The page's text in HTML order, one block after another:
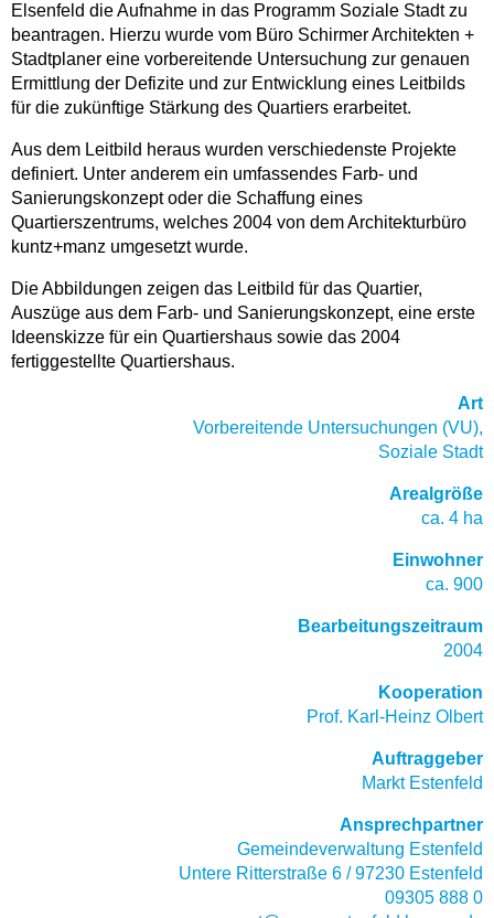
Elsenfeld die Aufnahme in das Programm Soziale Stadt zu
beantragen. Hierzu wurde vom Büro Schirmer Architekten +
Stadtplaner eine vorbereitende Untersuchung zur genauen
Ermittlung der Defizite und zur Entwicklung eines Leitbilds
für die zukünftige Stärkung des Quartiers erarbeitet.
Aus dem Leitbild heraus wurden verschiedenste Projekte
definiert. Unter anderem ein umfassendes Farb- und
Sanierungskonzept oder die Schaffung eines
Quartierszentrums, welches 2004 von dem Architekturbüro
kuntz+manz umgesetzt wurde.
Die Abbildungen zeigen das Leitbild für das Quartier,
Auszüge aus dem Farb- und Sanierungskonzept, eine erste
Ideenskizze für ein Quartiershaus sowie das 2004
fertiggestellte Quartiershaus.
Art
Vorbereitende Untersuchungen (VU),
Soziale Stadt
Arealgröße
ca. 4 ha
Einwohner
ca. 900
Bearbeitungszeitraum
2004
Kooperation
Prof. Karl-Heinz Olbert
Auftraggeber
Markt Estenfeld
Ansprechpartner
Gemeindeverwaltung Estenfeld
Untere Ritterstraße 6 / 97230 Estenfeld
09305 888 0